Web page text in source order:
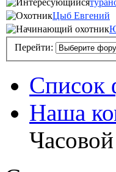
Цыб Евгений
Перейти:
Список
Наша